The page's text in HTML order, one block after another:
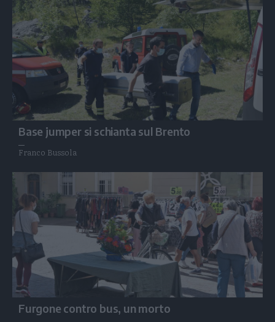
Base jumper si schianta sul Brento
Franco Bussola
Furgone contro bus, un morto